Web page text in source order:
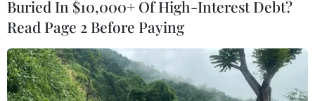
Nhật Bản-Việt Nam" qua nghệ thuật truyền
thống Kyogen và nghệ thuật chèo./.
(TTXVN/Vietnam+)
Buried In $10,000+ Of High-Interest Debt?
Read Page 2 Before Paying